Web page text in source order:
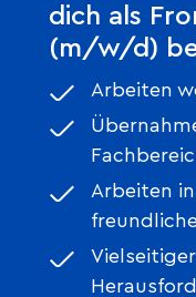
dich als
(m/w/d)
Arbeiten
Arbeiten